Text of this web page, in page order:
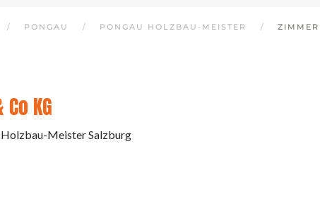
PONGAU PONGAU HOLZBAU-MEISTER
KG
Meister Salzburg